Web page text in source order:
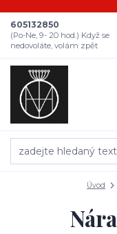
605132850
(Po-Ne, 9- 20 hod.) Když se
nedovoláte, volám zpět
Úvod